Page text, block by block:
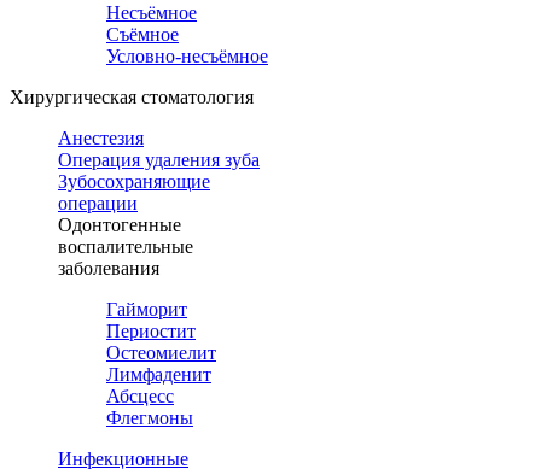
Несъёмное
Съёмное
Условно-несъёмное
Хирургическая стоматология
Анестезия
Операция удаления зуба
Зубосохраняющие
операции
Одонтогенные
воспалительные
заболевания
Гайморит
Периостит
Остеомиелит
Лимфаденит
Абсцесс
Флегмоны
Инфекционные